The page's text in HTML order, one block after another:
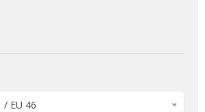
/ EU 46